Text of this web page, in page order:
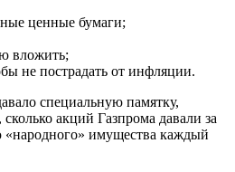
ценные бумаги;
вложить;
не пострадать от инфляции.
специальную памятку,
акций Газпрома давали за
имущества каждый